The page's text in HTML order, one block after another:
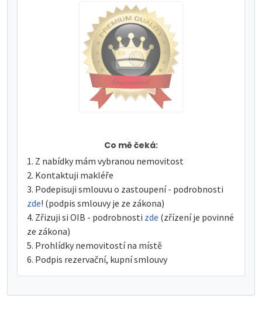
Co mě čeká:
Z nabídky mám vybranou nemovitost
Kontaktuji makléře
Podepisuji smlouvu o zastoupení - podrobnosti
zde! (podpis smlouvy je ze zákona)
Zřizuji si OIB - podrobnosti zde (zřízení je povinné
ze zákona)
Prohlídky nemovitostí na místě
Podpis rezervační, kupní smlouvy